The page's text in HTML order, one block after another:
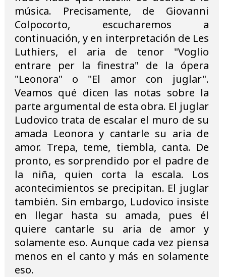
música. Precisamente, de Giovanni
Colpocorto, escucharemos a
continuación, y en interpretación de Les
Luthiers, el aria de tenor "Voglio
entrare per la finestra" de la ópera
"Leonora" o "El amor con juglar".
Veamos qué dicen las notas sobre la
parte argumental de esta obra. El juglar
Ludovico trata de escalar el muro de su
amada Leonora y cantarle su aria de
amor. Trepa, teme, tiembla, canta. De
pronto, es sorprendido por el padre de
la niña, quien corta la escala. Los
acontecimientos se precipitan. El juglar
también. Sin embargo, Ludovico insiste
en llegar hasta su amada, pues él
quiere cantarle su aria de amor y
solamente eso. Aunque cada vez piensa
menos en el canto y más en solamente
eso.